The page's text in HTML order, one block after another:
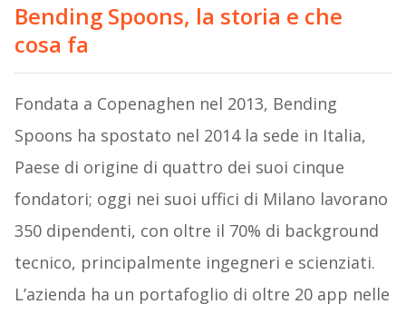
Bending Spoons, la storia e che
cosa fa
Fondata a Copenaghen nel 2013, Bending
Spoons ha spostato nel 2014 la sede in Italia,
Paese di origine di quattro dei suoi cinque
fondatori; oggi nei suoi uffici di Milano lavorano
350 dipendenti, con oltre il 70% di background
tecnico, principalmente ingegneri e scienziati.
L’azienda ha un portafoglio di oltre 20 app nelle